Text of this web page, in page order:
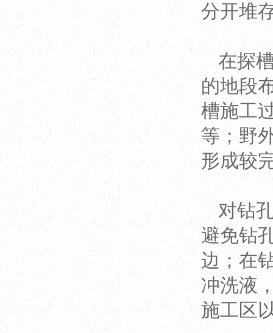
分开堆
在探
的地段
槽施工
等；野
形成较
对钻
避免钻
边；在
冲洗液
施工区